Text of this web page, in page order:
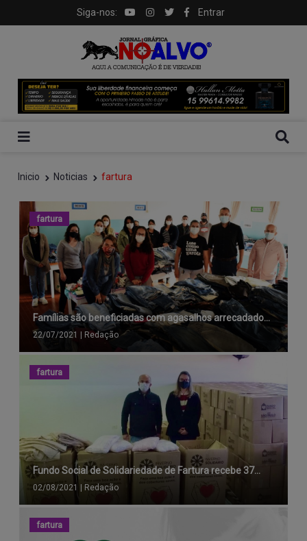
Siga-nos: Entrar
Inicio Noticias fartura
fartura
Famílias são beneficiadas com agasalhos arrecadado...
22/07/2021 | Redação
fartura
Fundo Social de Solidariedade de Fartura recebe 37...
02/08/2021 Redação
fartura